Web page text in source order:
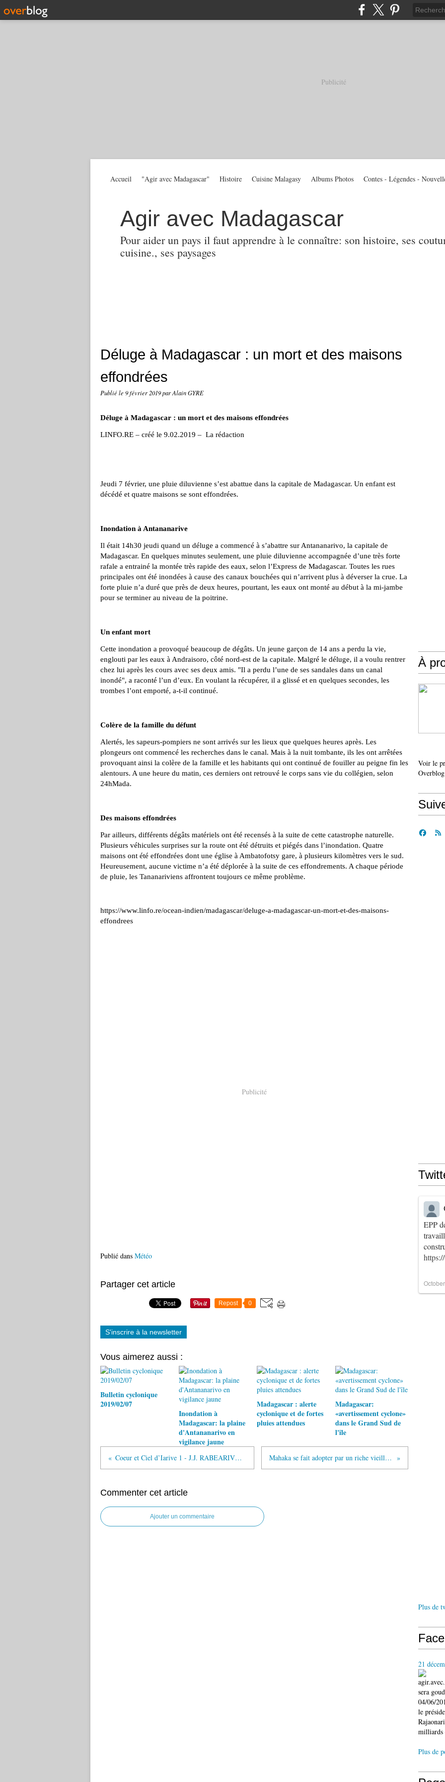
Publicité
Agir avec Madagascar
Pour aider un pays il faut apprendre à le connaître: son histoire, ses
cuisine., ses paysages
Accueil "Agir avec Madagascar" Histoire Cuisine Malagasy Albums Photos Contes - Légendes -
Déluge à Madagascar : un mort et des maisons
effondrées
Publié le 9 février 2019par Alain GYRE
Déluge à Madagascar : un mort et des maisons effondrées
LINFO.RE – créé le 9.02.2019 – La rédaction
Jeudi 7 février, une pluie diluvienne s’est abattue dans la capitale de Madagascar. Un enfant est
décédé et quatre maisons se sont effondrées.
Inondation à Antananarive
Il était 14h30 jeudi quand un déluge a commencé à s’abattre sur Antananarivo, la capitale de
Madagascar. En quelques minutes seulement, une pluie diluvienne accompagnée d’une très forte
rafale a entrainé la montée très rapide des eaux, selon l’Express de Madagascar. Toutes les rues
principales ont été inondées à cause des canaux bouchées qui n’arrivent plus à déverser la crue. La
forte pluie n’a duré que près de deux heures, pourtant, les eaux ont monté au début à la mi-jambe
pour se terminer au niveau de la poitrine.
Un enfant mort
Cette inondation a provoqué beaucoup de dégâts. Un jeune garçon de 14 ans a perdu la vie,
englouti par les eaux à Andraisoro, côté nord-est de la capitale. Malgré le déluge, il a voulu rentrer
chez lui après les cours avec ses deux amis. "Il a perdu l’une de ses sandales dans un canal
inondé", a raconté l’un d’eux. En voulant la récupérer, il a glissé et en quelques secondes, les
trombes l’ont emporté, a-t-il continué.
Colère de la famille du défunt
Alertés, les sapeurs-pompiers ne sont arrivés sur les lieux que quelques heures après. Les
plongeurs ont commencé les recherches dans le canal. Mais à la nuit tombante, ils les ont arrêtées
provoquant ainsi la colère de la famille et les habitants qui ont continué de fouiller au peigne fin les
alentours. A une heure du matin, ces derniers ont retrouvé le corps sans vie du collégien, selon
24hMada.
Des maisons effondrées
Par ailleurs, différents dégâts matériels ont été recensés à la suite de cette catastrophe naturelle.
Plusieurs véhicules surprises sur la route ont été détruits et piégés dans l’inondation. Quatre
maisons ont été effondrées dont une église à Ambatofotsy gare, à plusieurs kilomètres vers le sud.
Heureusement, aucune victime n’a été déplorée à la suite de ces effondrements. A chaque période
de pluie, les Tananariviens affrontent toujours ce même problème.
https://www.linfo.re/ocean-indien/madagascar/deluge-a-madagascar-un-mort-et-des-maisons-
effondrees
Publicité
Publié dans Météo
Partager cet article
Repost 0
S'inscrire à la newsletter
Vous aimerez aussi :
Bulletin cyclonique
2019/02/07
Inondation à
Madagascar: la plaine
d'Antananarivo en
vigilance jaune
Madagascar : alerte
cyclonique et de fortes
pluies attendues
Madagascar:
«avertissement cyclone»
dans le Grand Sud de
l'île
Coeur et Ciel d’Iarive 1 - J.J. RABEARIVELO Mahaka se fait adopter par un riche vieillard.
Commenter cet article
Ajouter un commentaire
À
Voir le
Overblog
EPP
Plus de
21
sera
04/06/
le
milliards
Plus de